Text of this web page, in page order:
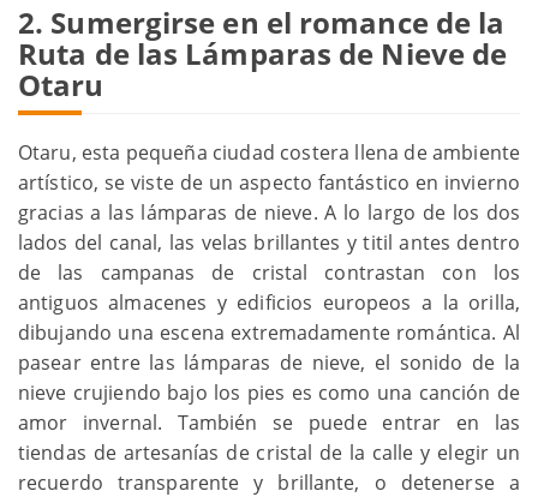
2. Sumergirse en el romance de la
Ruta de las Lámparas de Nieve de
Otaru
Otaru, esta pequeña ciudad costera llena de ambiente
artístico, se viste de un aspecto fantástico en invierno
gracias a las lámparas de nieve. A lo largo de los dos
lados del canal, las velas brillantes y titil antes dentro
de las campanas de cristal contrastan con los
antiguos almacenes y edificios europeos a la orilla,
dibujando una escena extremadamente romántica. Al
pasear entre las lámparas de nieve, el sonido de la
nieve crujiendo bajo los pies es como una canción de
amor invernal. También se puede entrar en las
tiendas de artesanías de cristal de la calle y elegir un
recuerdo transparente y brillante, o detenerse a